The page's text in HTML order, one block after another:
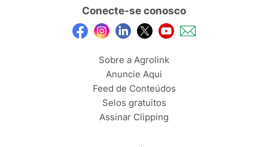
Conecte-se conosco
Sobre a Agrolink
Anuncie Aqui
Feed de Conteúdos
Selos gratuitos
Assinar Clipping